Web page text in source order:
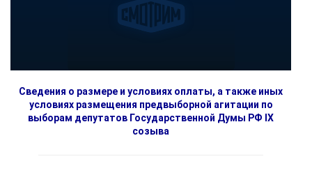
Сведения о размере и условиях оплаты, а также иных
условиях размещения предвыборной агитации по
выборам депутатов Государственной Думы РФ IX
созыва